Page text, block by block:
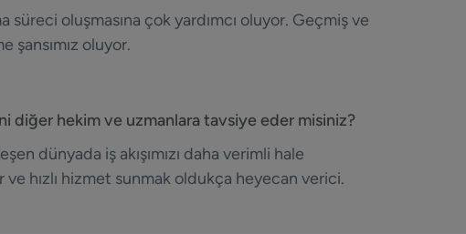
süreci oluşmasına çok yardımcı oluyor. Geçmiş ve
şansımız oluyor.
diğer hekim ve uzmanlara tavsiye eder misiniz?
dünyada iş akışımızı daha verimli hale
hızlı hizmet sunmak oldukça heyecan verici.